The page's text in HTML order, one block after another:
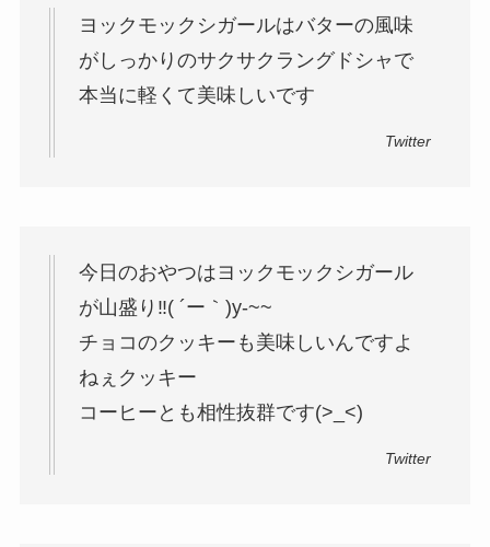
ヨックモックシガールはバターの風味
がしっかりのサクサクラングドシャで
本当に軽くて美味しいです
Twitter
今日のおやつはヨックモックシガール
が山盛り‼( ´ー｀)y-~~
チョコのクッキーも美味しいんですよ
ねぇクッキー
コーヒーとも相性抜群です(>_<)
Twitter